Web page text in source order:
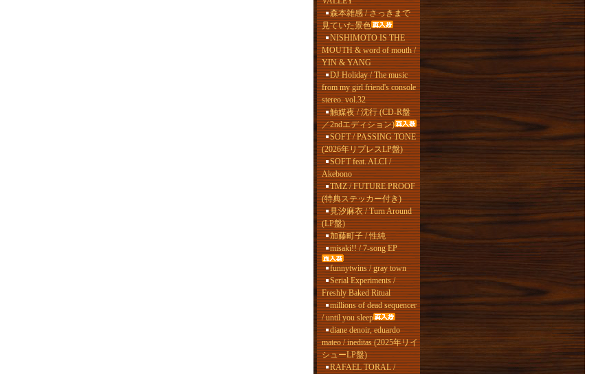
森本雑感 / さっきまで
見ていた景色
NISHIMOTO IS THE
MOUTH & word of mouth /
YIN & YANG
DJ Holiday / The music
from my girl friend's console
stereo. vol.32
触媒夜 / 沈行 (CD-R盤
／2ndエディション)
SOFT / PASSING TONE
(2026年リプレスLP盤)
SOFT feat. ALCI /
Akebono
TMZ / FUTURE PROOF
(特典ステッカー付き)
見汐麻衣 / Turn Around
(LP盤)
加藤町子 / 性純
misaki!! / 7-song EP
funnytwins / gray town
Serial Experiments /
Freshly Baked Ritual
millions of dead sequencer
/ until you sleep
diane denoir, eduardo
mateo / ineditas (2025年リイ
シューLP盤)
RAFAEL TORAL /